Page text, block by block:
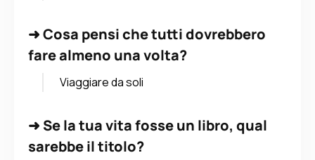
➜Cosa pensi che tutti dovrebbero
fare almeno una volta?
Viaggiare da soli
➜ Se la tua vita fosse un libro, qual
sarebbe il titolo?